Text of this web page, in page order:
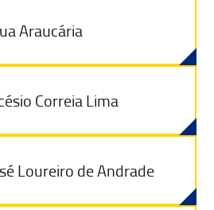
Araucária
Correia Lima
Loureiro de Andrade